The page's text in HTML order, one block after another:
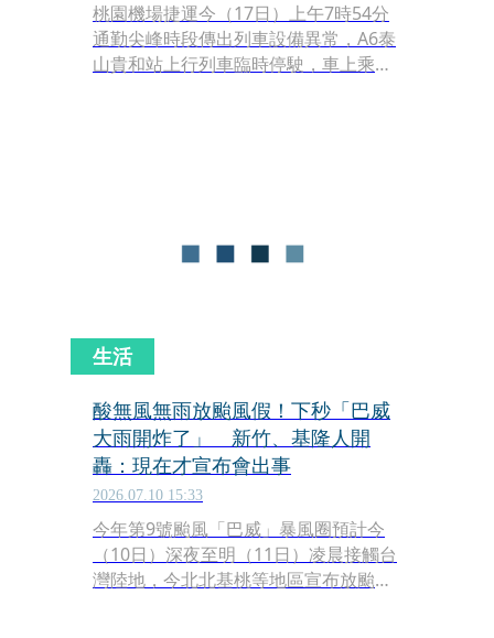
桃園機場捷運今（17日）上午7時54分
通勤尖峰時段傳出列車設備異常，A6泰
山貴和站上行列車臨時停駛，車上乘客
響，對此深表歉意，並將於收班後針對
故障列車進行詳細檢查，釐清異常原
生活
酸無風無雨放颱風假！下秒「巴威
大雨開炸了」 新竹、基隆人開
轟：現在才宣布會出事
2026.07.10 15:33
今年第9號颱風「巴威」暴風圈預計今
（10日）深夜至明（11日）凌晨接觸台
灣陸地，今北北基桃等地區宣布放颱風